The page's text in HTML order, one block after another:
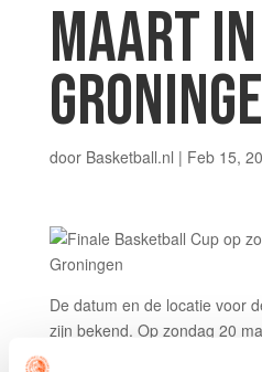
MAART IN
door Basketball.nl | Feb 15,
De datum en de locatie voor
zijn bekend. Op zondag 20
Heroes Den Bosch het in de